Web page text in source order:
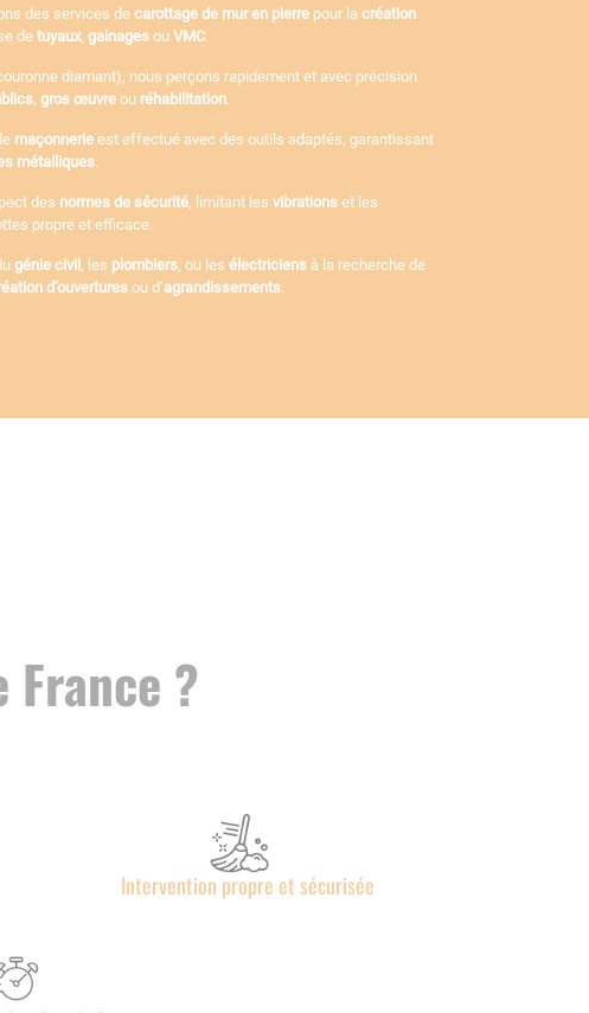
des services de carottage de mur en pierrepour la création
detuyaux, gainagesou VMC.
diamant), nous perçons rapidement et avec précision
, gros œuvreou réhabilitation.
maçonnerieest effectué avec des outils adaptés, garantissant
métalliques.
des normes de sécurité, limitant les vibrationset les
propre et efficace.
génie civil, les plombiers, ou les électriciensà la recherche de
d’ouverturesou d’agrandissements.
?
Intervention propre et sécurisée